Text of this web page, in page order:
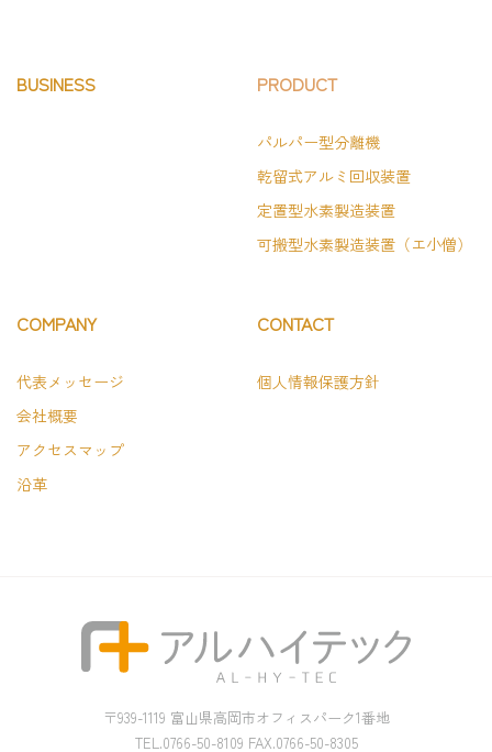
BUSINESS PRODUCT
パルパー型分離機
乾留式アルミ回収装置
定置型水素製造装置
可搬型水素製造装置（エ小僧）
COMPANY
代表メッセージ
会社概要
アクセスマップ
沿革
CONTACT
個人情報保護方針
〒939-1119 富山県高岡市オフィスパーク1番地
TEL.0766-50-8109 FAX.0766-50-8305